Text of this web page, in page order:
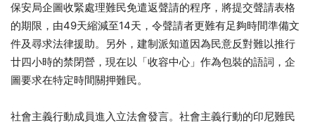
保安局企圖收緊處理難民免遣返聲請的程序，將提交聲請表格
的期限，由49天縮減至14天，令聲請者更難有足夠時間準備文
件及尋求法律援助。另外，建制派知道因為民意反對難以推行
廿四小時的禁閉營，現在以「收容中心」作為包裝的語詞，企
圖要求在特定時間關押難民。
社會主義行動成員進入立法會發言。社會主義行動的印尼難民